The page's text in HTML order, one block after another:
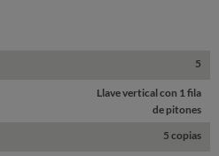
5
Llave vertical con 1 fila
de pitones
5 copias